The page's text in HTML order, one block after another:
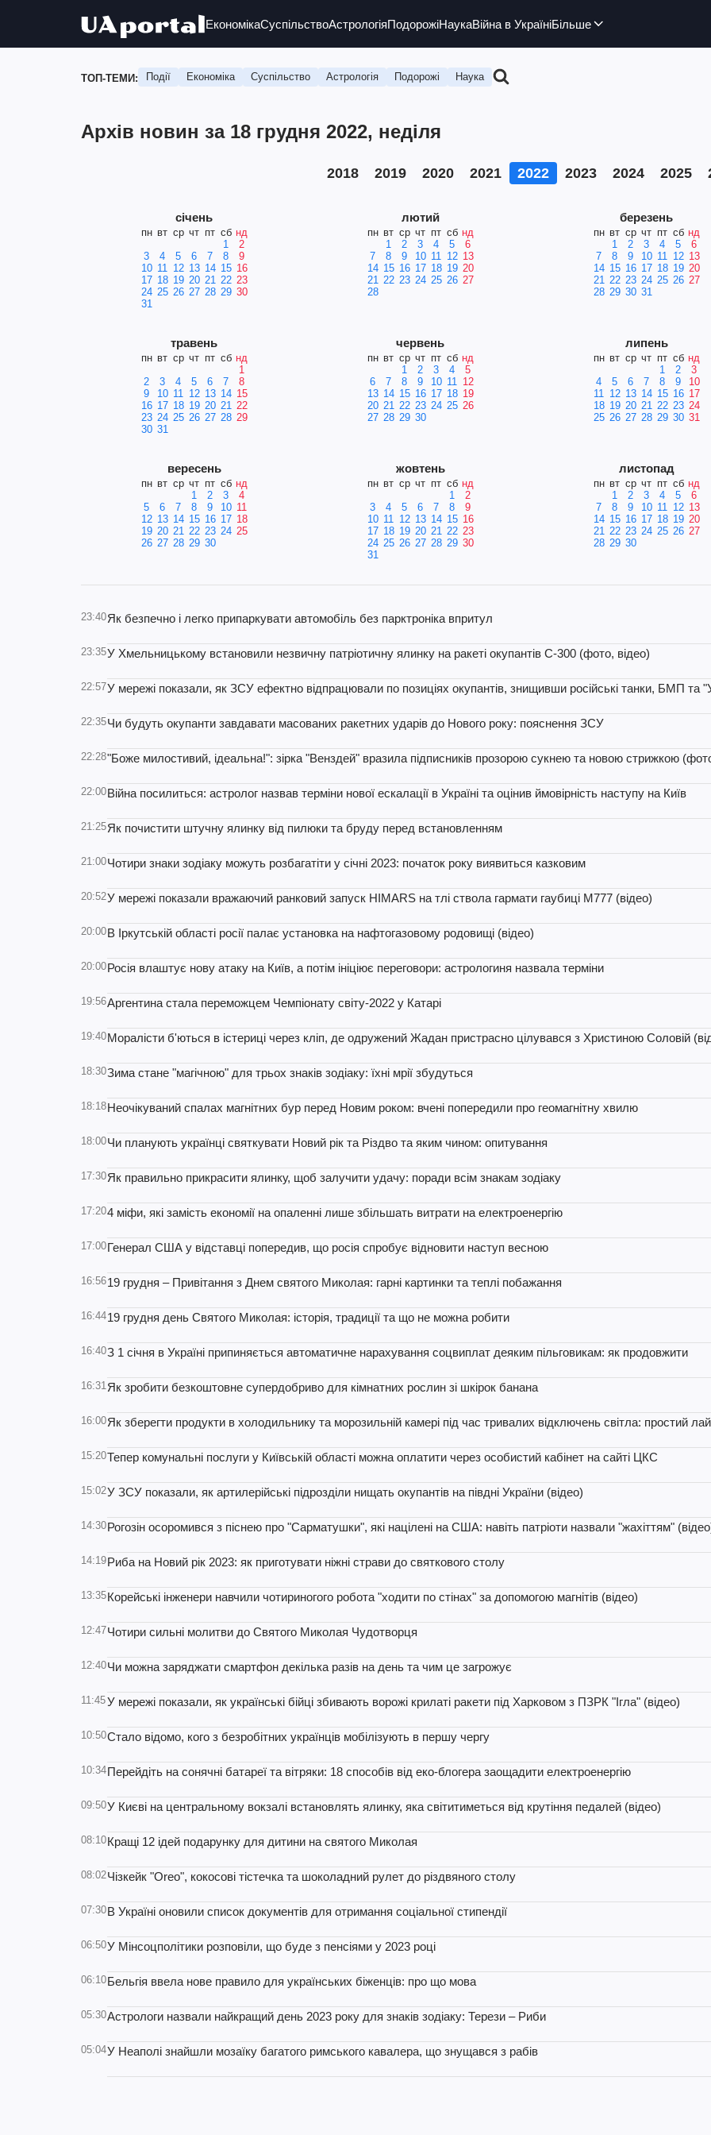
ЕкономікаСуспільствоАстрологіяПодорожіНаукаВійна в УкраїніБільше
ТОП-ТЕМИ: Події Економіка Суспільство Астрологія Подорожі Наука
Архів новин за 18 грудня 2022, неділя
2018 2019 2020 2021 2022 2023 2024 2025
січень
пн вт ср чт пт сб нд
1
2
3
4 5 6 7 8
9
10 11 12 13 14 15 16
17 18 19 20 21 22 23
24 25 26 27 28 29 30
31
лютий
пн вт ср чт пт сб нд
1
2 3 4 5
6
7
8 9 10 11 12 13
14 15 16 17 18 19 20
21 22 23 24 25 26 27
28
березень
пн вт ср чт пт сб нд
1
2 3 4 5
6
7
8 9 10 11 12 13
14 15 16 17 18 19 20
21 22 23 24 25 26 27
28 29 30 31
травень
пн вт ср чт пт сб нд
1
2
3 4 5 6 7
8
9
10 11 12 13 14 15
16 17 18 19 20 21 22
23 24 25 26 27 28 29
30 31
червень
пн вт ср чт пт сб нд
1
2 3 4
5
6
7 8 9 10 11 12
13 14 15 16 17 18 19
20 21 22 23 24 25 26
27 28 29 30
липень
пн вт ср чт пт сб нд
1
2
3
4
5 6 7 8 9
10
11 12 13 14 15 16 17
18 19 20 21 22 23 24
25 26 27 28 29 30 31
вересень
пн вт ср чт пт сб нд
1
2 3
4
5
6 7 8 9 10 11
12 13 14 15 16 17 18
19 20 21 22 23 24 25
26 27 28 29 30
жовтень
пн вт ср чт пт сб нд
1
2
3
4 5 6 7 8
9
10 11 12 13 14 15 16
17 18 19 20 21 22 23
24 25 26 27 28 29 30
31
листопад
пн вт ср чт пт сб нд
1
2 3 4 5
6
7
8 9 10 11 12 13
14 15 16 17 18 19 20
21 22 23 24 25 26 27
28 29 30
23:40Як безпечно і легко припаркувати автомобіль без парктроніка впритул
23:35У Хмельницькому встановили незвичну патріотичну ялинку на ракеті окупантів С-300 (фото, відео)
22:57У мережі показали, як ЗСУ ефектно відпрацювали по позиціях окупантів, знищивши російські танки, БМП та
22:35Чи будуть окупанти завдавати масованих ракетних ударів до Нового року: пояснення ЗСУ
22:28"Боже милостивий, ідеальна!": зірка "Венздей" вразила підписників прозорою сукнею та новою стрижкою
22:00Війна посилиться: астролог назвав терміни нової ескалації в Україні та оцінив ймовірність наступу на Київ
21:25Як почистити штучну ялинку від пилюки та бруду перед встановленням
21:00Чотири знаки зодіаку можуть розбагатіти у січні 2023: початок року виявиться казковим
20:52У мережі показали вражаючий ранковий запуск HIMARS на тлі ствола гармати гаубиці М777 (відео)
20:00В Іркутській області росії палає установка на нафтогазовому родовищі (відео)
20:00Росія влаштує нову атаку на Київ, а потім ініціює переговори: астрологиня назвала терміни
19:56Аргентина стала переможцем Чемпіонату світу-2022 у Катарі
19:40Моралісти б'ються в істериці через кліп, де одружений Жадан пристрасно цілувався з Христиною Соловій
18:30Зима стане "магічною" для трьох знаків зодіаку: їхні мрії збудуться
18:18Неочікуваний спалах магнітних бур перед Новим роком: вчені попередили про геомагнітну хвилю
18:00Чи планують українці святкувати Новий рік та Різдво та яким чином: опитування
17:30Як правильно прикрасити ялинку, щоб залучити удачу: поради всім знакам зодіаку
17:204 міфи, які замість економії на опаленні лише збільшать витрати на електроенергію
17:00Генерал США у відставці попередив, що росія спробує відновити наступ весною
16:5619 грудня – Привітання з Днем святого Миколая: гарні картинки та теплі побажання
16:4419 грудня день Святого Миколая: історія, традиції та що не можна робити
16:40З 1 січня в Україні припиняється автоматичне нарахування соцвиплат деяким пільговикам: як продовжити
16:31Як зробити безкоштовне супердобриво для кімнатних рослин зі шкірок банана
16:00Як зберегти продукти в холодильнику та морозильній камері під час тривалих відключень світла: простий
15:20Тепер комунальні послуги у Київській області можна оплатити через особистий кабінет на сайті ЦКС
15:02У ЗСУ показали, як артилерійські підрозділи нищать окупантів на півдні України (відео)
14:30Рогозін осоромився з піснею про "Сарматушки", які націлені на США: навіть патріоти назвали "жахіттям"
14:19Риба на Новий рік 2023: як приготувати ніжні страви до святкового столу
13:35Корейські інженери навчили чотириногого робота "ходити по стінах" за допомогою магнітів (відео)
12:47Чотири сильні молитви до Святого Миколая Чудотворця
12:40Чи можна заряджати смартфон декілька разів на день та чим це загрожує
11:45У мережі показали, як українські бійці збивають ворожі крилаті ракети під Харковом з ПЗРК "Ігла" (відео)
10:50Стало відомо, кого з безробітних українців мобілізують в першу чергу
10:34Перейдіть на сонячні батареї та вітряки: 18 способів від еко-блогера заощадити електроенергію
09:50У Києві на центральному вокзалі встановлять ялинку, яка світитиметься від крутіння педалей (відео)
08:10Кращі 12 ідей подарунку для дитини на святого Миколая
08:02Чізкейк "Oreo", кокосові тістечка та шоколадний рулет до різдвяного столу
07:30В Україні оновили список документів для отримання соціальної стипендії
06:50У Мінсоцполітики розповіли, що буде з пенсіями у 2023 році
06:10Бельгія ввела нове правило для українських біженців: про що мова
05:30Астрологи назвали найкращий день 2023 року для знаків зодіаку: Терези – Риби
05:04У Неаполі знайшли мозаїку багатого римського кавалера, що знущався з рабів